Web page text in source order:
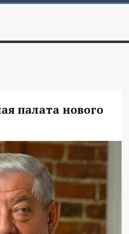
палата нового